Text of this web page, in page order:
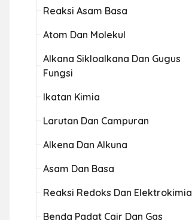
Reaksi Asam Basa
Atom Dan Molekul
Alkana Sikloalkana Dan Gugus
Fungsi
Ikatan Kimia
Larutan Dan Campuran
Alkena Dan Alkuna
Asam Dan Basa
Reaksi Redoks Dan Elektrokimia
Benda Padat Cair Dan Gas